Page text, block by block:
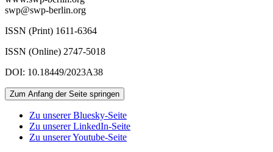
swp@swp-berlin.org
ISSN (Print) 1611-6364
ISSN (Online) 2747-5018
DOI: 10.18449/2023A38
Zum Anfang der Seite springen
Zu unserer Bluesky-Seite
Zu unserer LinkedIn-Seite
Zu unserer Youtube-Seite